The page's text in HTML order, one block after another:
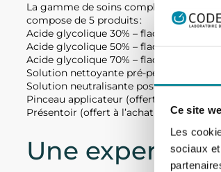
Ce site
Les
sociaux
La gamme de soins complète est
compose de 5 produits :
Acide glycolique 30% – flacon compte-
Acide glycolique 50% – flacon
Acide glycolique 70% – flacon compte-
Solution nettoyante pré-peel – flacon
Solution neutralisante post-peel –
Pinceau applicateur (offert à l’achat de
Présentoir (offert à l’achat de l’offre Kit
Une expertise